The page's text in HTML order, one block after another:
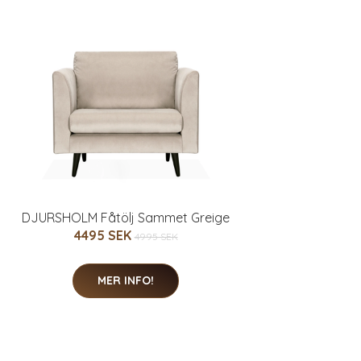
DJURSHOLM Fåtölj Sammet Greige
4495 SEK 4995 SEK
MER INFO!